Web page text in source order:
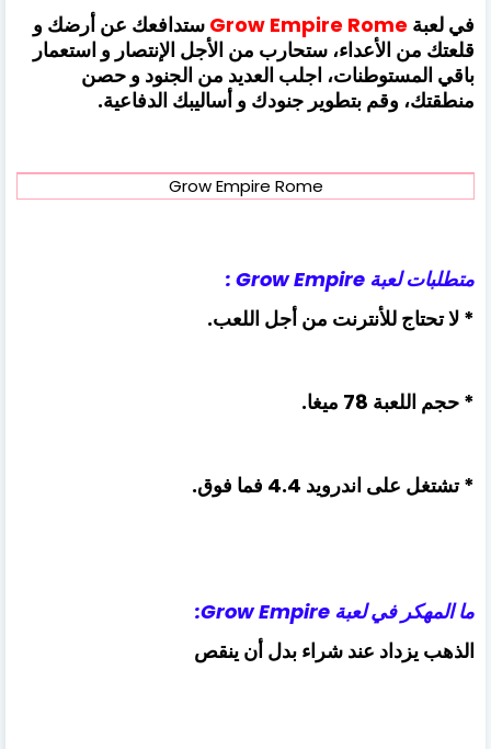
في لعبة Grow Empire Rome ستدافعك عن أرضك و
قلعتك من الأعداء، ستحارب من الأجل الإنتصار و استعمار
باقي المستوطنات، اجلب العديد من الجنود و حصن
منطقتك، وقم بتطوير جنودك و أساليبك الدفاعية.
Grow Empire Rome
متطلبات لعبة Grow Empire :
* لا تحتاج للأنترنت من أجل اللعب.
* حجم اللعبة 78 ميغا.
* تشتغل على اندرويد 4.4 فما فوق.
ما المهكر في لعبة Grow Empire:
الذهب يزداد عند شراء بدل أن ينقص